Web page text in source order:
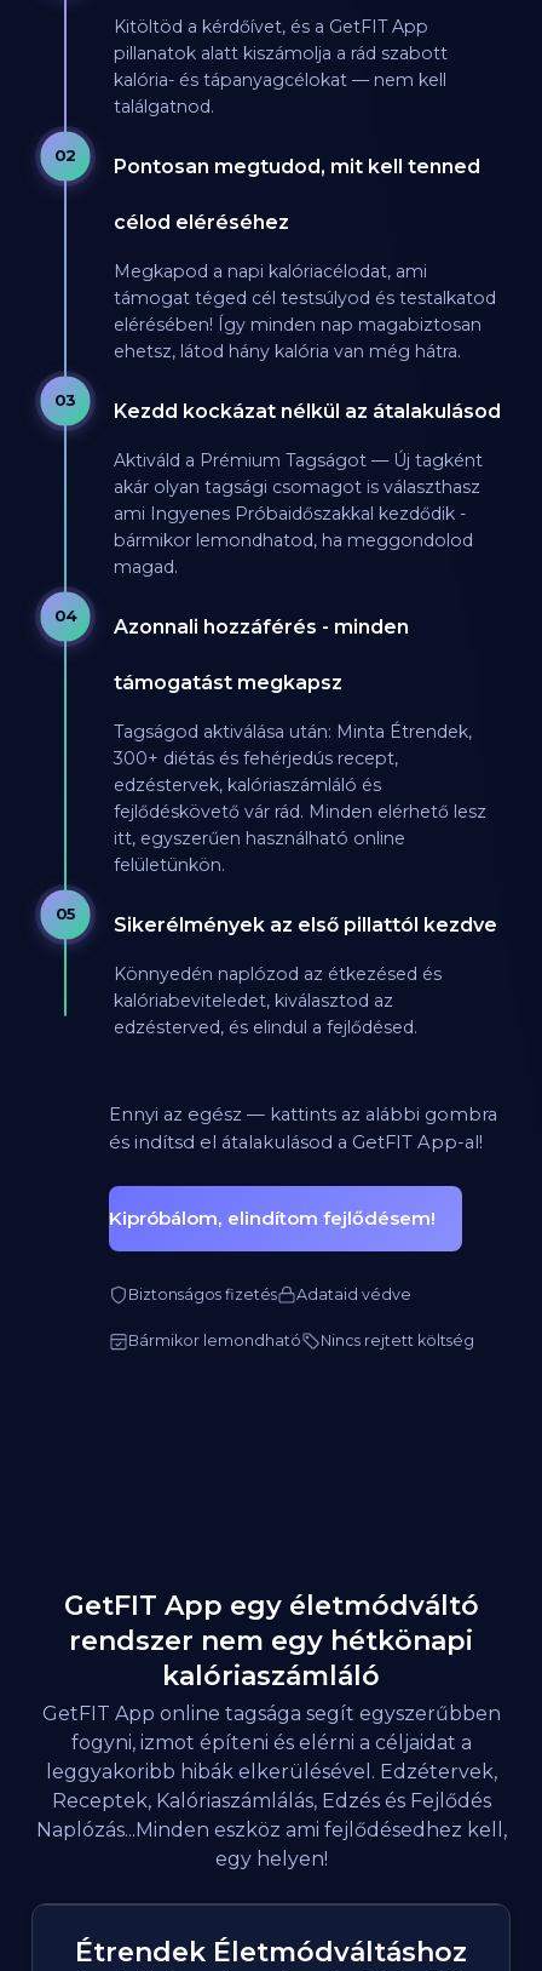
Kitöltöd a kérdőívet, és a GetFIT App
pillanatok alatt kiszámolja a rád szabott
kalória- és tápanyagcélokat — nem kell
találgatnod.
02 Pontosan megtudod, mit kell tenned
célod eléréséhez
Megkapod a napi kalóriacélodat, ami
támogat téged cél testsúlyod és testalkatod
elérésében! Így minden nap magabiztosan
ehetsz, látod hány kalória van még hátra.
03 Kezdd kockázat nélkül az átalakulásod
Aktiváld a Prémium Tagságot — Új tagként
akár olyan tagsági csomagot is választhasz
ami Ingyenes Próbaidőszakkal kezdődik -
bármikor lemondhatod, ha meggondolod
magad.
04 Azonnali hozzáférés - minden
támogatást megkapsz
Tagságod aktiválása után: Minta Étrendek,
300+ diétás és fehérjedús recept,
edzéstervek, kalóriaszámláló és
fejlődéskövető vár rád. Minden elérhető lesz
itt, egyszerűen használható online
felületünkön.
05 Sikerélmények az első pillattól kezdve
Könnyedén naplózod az étkezésed és
kalóriabeviteledet, kiválasztod az
edzésterved, és elindul a fejlődésed.
Ennyi az egész — kattints az alábbi gombra
és indítsd el átalakulásod a GetFIT App-al!
Kipróbálom, elindítom fejlődésem!
Biztonságos fizetés Adataid védve
Bármikor lemondható Nincs rejtett költség
GetFIT App egy életmódváltó
rendszer nem egy hétkönapi
kalóriaszámláló
GetFIT App online tagsága segít egyszerűbben
fogyni, izmot építeni és elérni a céljaidat a
leggyakoribb hibák elkerülésével. Edzétervek,
Receptek, Kalóriaszámlálás, Edzés és Fejlődés
Naplózás...Minden eszköz ami fejlődésedhez kell,
egy helyen!
Étrendek Életmódváltáshoz